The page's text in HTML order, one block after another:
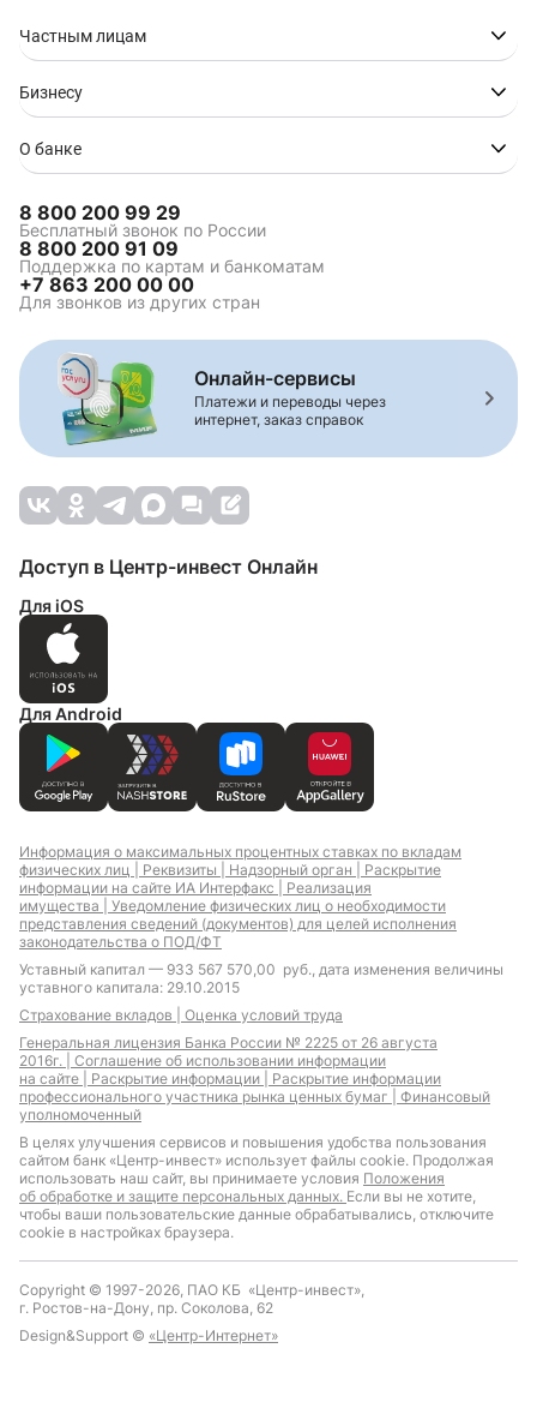
Частным лицам
Бизнесу
О банке
8 800 200 99 29
Бесплатный звонок по России
8 800 200 91 09
Поддержка по картам и банкоматам
+7 863 200 00 00
Для звонков из других стран
Онлайн-сервисы
Платежи и переводы через
интернет, заказ справок
Доступ в Центр-инвест Онлайн
Для iOS
Для Android
Информация о максимальных процентных ставках по вкладам
физических лиц | Реквизиты | Надзорный орган | Раскрытие
информации на сайте ИА Интерфакс | Реализация
имущества | Уведомление физических лиц о необходимости
представления сведений (документов) для целей исполнения
законодательства о ПОД/ФТ
Уставный капитал — 933 567 570,00 руб., дата изменения величины
уставного капитала: 29.10.2015
Страхование вкладов | Оценка условий труда
Генеральная лицензия Банка России № 2225 от 26 августа
2016г. | Соглашение об использовании информации
на сайте | Раскрытие информации | Раскрытие информации
профессионального участника рынка ценных бумаг | Финансовый
уполномоченный
В целях улучшения сервисов и повышения удобства пользования
сайтом банк «Центр-инвест» использует файлы cookie. Продолжая
использовать наш сайт, вы принимаете условия Положения
об обработке и защите персональных данных. Если вы не хотите,
чтобы ваши пользовательские данные обрабатывались, отключите
cookie в настройках браузера.
Copyright © 1997-2026, ПАО КБ «Центр-инвест»,
г. Ростов-на-Дону, пр. Соколова, 62
Design&Support © «Центр-Интернет»